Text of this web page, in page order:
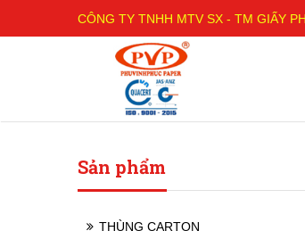
CÔNG TY TNHH MTV SX - TM GIẤY
Sản phẩm
THÙNG CARTON